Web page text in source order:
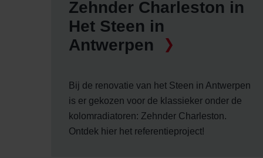
Zehnder Charleston in
Het Steen in
Antwerpen
Bij de renovatie van het Steen in Antwerpen
is er gekozen voor de klassieker onder de
kolomradiatoren: Zehnder Charleston.
Ontdek hier het referentieproject!